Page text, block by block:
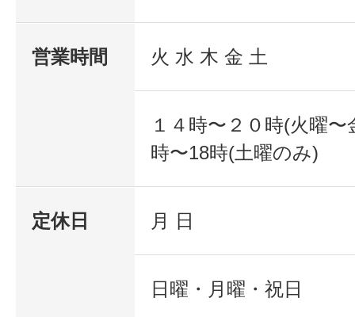
営業時間 火 水 木 金 土
１４時〜２０時(火曜〜
時〜18時(土曜のみ)
定休日 月 日
日曜・月曜・祝日